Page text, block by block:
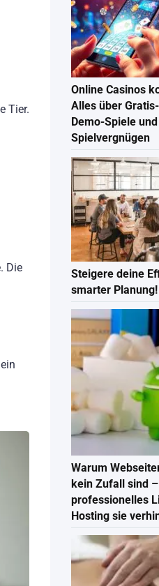
Tier.
Die
Online Casinos
Alles über
Demo-Spiele
Spielvergnügen
Steigere deine
smarter Planung!
Warum
kein Zufall sind
professionelles
Hosting sie